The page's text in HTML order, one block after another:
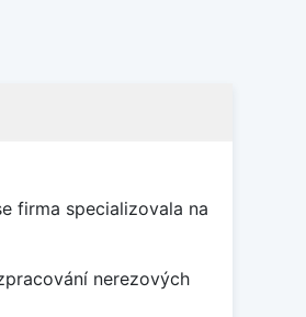
firma specializovala na
nerezových